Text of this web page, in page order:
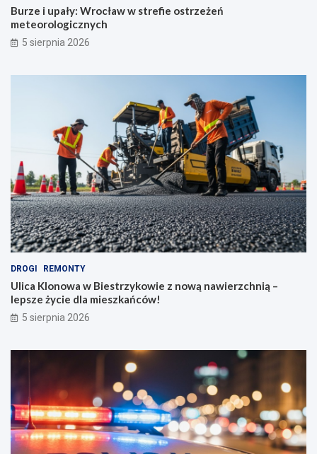
Burze i upały: Wrocław w strefie ostrzeżeń
meteorologicznych
5 sierpnia 2026
DROGI REMONTY
Ulica Klonowa w Biestrzykowie z nową nawierzchnią –
lepsze życie dla mieszkańców!
5 sierpnia 2026